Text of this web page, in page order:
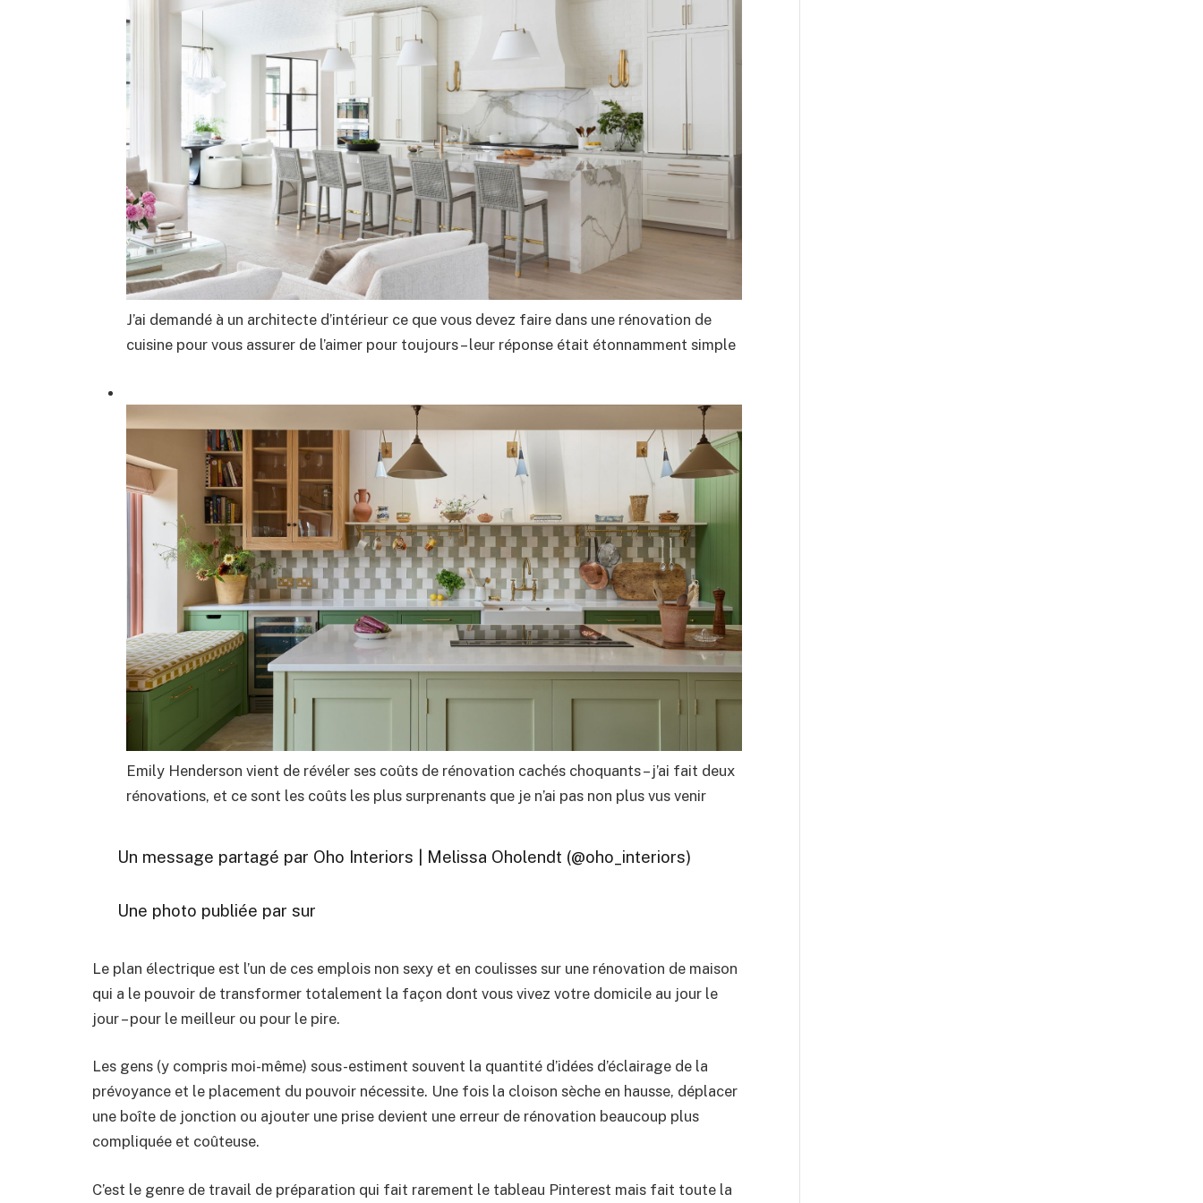
J’ai demandé à un architecte d’intérieur ce que vous devez faire dans une rénovation de
cuisine pour vous assurer de l’aimer pour toujours – leur réponse était étonnamment simple
Emily Henderson vient de révéler ses coûts de rénovation cachés choquants – j’ai fait deux
rénovations, et ce sont les coûts les plus surprenants que je n’ai pas non plus vus venir
Un message partagé par Oho Interiors | Melissa Oholendt (@oho_interiors)
Une photo publiée par sur
Le plan électrique est l’un de ces emplois non sexy et en coulisses sur une rénovation de maison
qui a le pouvoir de transformer totalement la façon dont vous vivez votre domicile au jour le
jour – pour le meilleur ou pour le pire.
Les gens (y compris moi-même) sous-estiment souvent la quantité d’idées d’éclairage de la
prévoyance et le placement du pouvoir nécessite. Une fois la cloison sèche en hausse, déplacer
une boîte de jonction ou ajouter une prise devient une erreur de rénovation beaucoup plus
compliquée et coûteuse.
C’est le genre de travail de préparation qui fait rarement le tableau Pinterest mais fait toute la